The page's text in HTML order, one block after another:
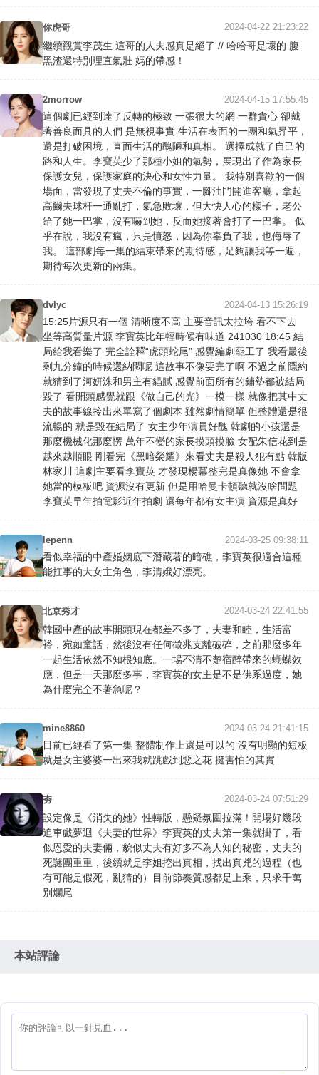
你虎哥 2024-04-22 21:23:22
繼續觀賞李茂生 這哥的人夫感真是絕了 // 哈哈哥是壞的 腹
黑渣還特別理直氣壯 媽的帶感！
2morrow 2024-04-15 17:55:45
這個劇已經到達了反轉的極致 一張很大的網 一群貪心 卻戴
著善良面具的人們 是無視事實 生活在表面的一團和氣昇平，
還是打破困境，直面生活的醜陋和真相。 選擇成就了自己的
路和人生。李寶英少了那種小姐的氣勢，展現出了作為家長
保護女兒，保護家庭的決心和女性力量。 我特別喜歡的一個
場面，當發現了丈夫不倫的事實，一腳油門開進客廳，拿起
高爾夫球杆一通亂打，氣急敗壞，但大快人心的樣子，老公
給了她一巴掌，沒有嚇到她，反而她接著會打了一巴掌。 似
乎在說，我沒有瘋，只是憤怒，因為你辜負了我，也侮辱了
我。 這部劇每一集的結束帶來的期待感，足夠讓我等一週，
期待每次更新的兩集。
dvlyc 2024-04-13 15:26:19
15:25片源只有一個 清晰度不高 主要音訊太拉垮 看不下去
坐等高質量片源 李寶英比年輕時候有味道 241030 18:45 結
局給我看樂了 完全詮釋“虎頭蛇尾” 感覺編劇罷工了 我看最後
剩九分鐘的時候還納悶呢 這故事不像要完了啊 不過之前隱約
就猜到了河妍洙和男主有貓膩 感覺前面所有的鋪墊都被結局
毀了 看開頭感覺就跟《做自己的光》一模一樣 就像把其中丈
夫的故事線拎出來單寫了個劇本 雖然劇情簡單 但整體還是很
流暢的 就是毀在結局了 女主少年演員好醜 韓劇的小孩還是
那麼機械化那麼愣 萬年不變的家長摸頭摸臉 女配朱信花到是
越來越順眼 剛看完《黑暗榮耀》來看丈夫是殺人犯有點 韓版
林家川 這劇主要看李寶英 才發現楊冪整完是真像她 不會拿
她當的模板吧 資源沒有更新 但是用哈曼卡頓聽就沒啥問題
李寶英早年拍電影近年拍劇 還每年都有女主演 資源是真好
lepenn 2024-03-25 09:38:11
看似幸福的中產婚姻底下潛藏著的暗礁，李寶英很適合這種
能扛事的大女主角色，李清娥好漂亮。
北京秀才 2024-03-24 22:41:55
韓國中產的故事開頭現在都差不多了，夫妻和睦，生活富
裕，宛如童話，然後沒有任何徵兆支離破碎，之前那麼多年
一起生活依然不知根知底。一場不清不楚宿醉帶來的蝴蝶效
應，但是一天那麼多事，李寶英的女主是不是佛系過度，她
為什麼完全不著急呢？
mine8860 2024-03-24 21:41:15
目前已經看了第一集 整體制作上還是可以的 沒有明顯的短板
就是女主婆婆一出來我就跳戲到惡之花 挺害怕的其實
夯 2024-03-24 07:51:29
設定像是《消失的她》性轉版，懸疑氛圍拉滿！開場好幾段
追車戲夢迴《夫妻的世界》李寶英的丈夫第一集就掛了，看
似恩愛的夫妻倆，貌似丈夫有好多不為人知的秘密，丈夫的
死謎團重重，後續就是李姐挖出真相，找出真兇的過程（也
有可能是假死，亂猜的）目前節奏質感都是上乘，只求千萬
別爛尾
本站評論